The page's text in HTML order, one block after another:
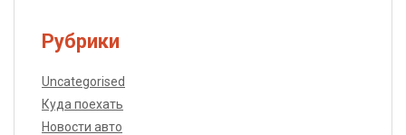
Рубрики
Uncategorised
Куда поехать
Новости авто